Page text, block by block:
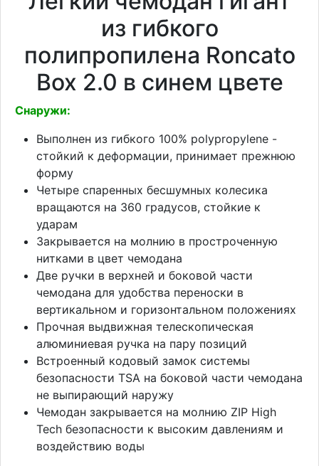
из гибкого
полипропилена Roncato
Box 2.0 в синем цвете
Снаружи:
Выполнен из гибкого 100% polypropylene -
стойкий к деформации, принимает прежнюю
форму
Четыре спаренных бесшумных колесика
вращаются на 360 градусов, стойкие к
ударам
Закрывается на молнию в простроченную
нитками в цвет чемодана
Две ручки в верхней и боковой части
чемодана для удобства переноски в
вертикальном и горизонтальном положениях
Прочная выдвижная телескопическая
алюминиевая ручка на пару позиций
Встроенный кодовый замок системы
безопасности TSA на боковой части чемодана
не выпирающий наружу
Чемодан закрывается на молнию ZIP High
Tech безопасности к высоким давлениям и
воздействию воды